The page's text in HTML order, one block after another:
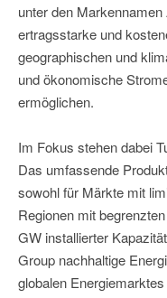
unter den
ertragsstarke und
geographischen und
und ökonomische
ermöglichen.
Im Fokus stehen dabei
Das umfassende
sowohl für Märkte mit
Regionen mit
GW installierter
Group nachhaltige
globalen